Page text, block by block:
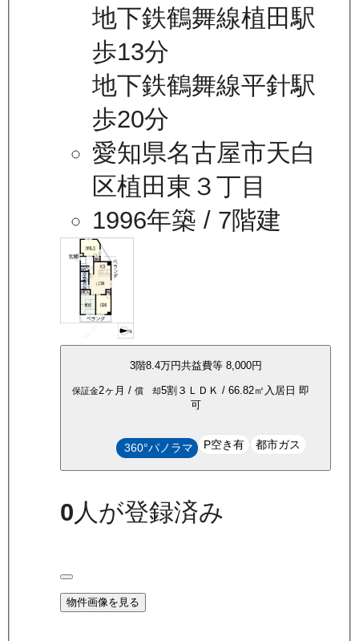
地下鉄鶴舞線植田駅
歩13分
地下鉄鶴舞線平針駅
歩20分
愛知県名古屋市天白
区植田東３丁目
1996年築 / 7階建
3階8.4万円共益費等 8,000円
保証金2ヶ月 / 償 却5割 ３ＬＤＫ / 66.82㎡ 入居日 即
可
360°パノラマ P空き有 都市ガス
0 人が登録済み
物件画像を見る